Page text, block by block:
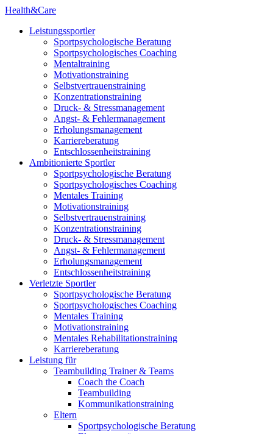
Health&Care
Leistungssportler
Sportpsychologische Beratung
Sportpsychologisches Coaching
Mentaltraining
Motivationstraining
Selbstvertrauenstraining
Konzentrationstraining
Druck- & Stressmanagement
Angst- & Fehlermanagement
Erholungsmanagement
Karriereberatung
Entschlossenheitstraining
Ambitionierte Sportler
Sportpsychologische Beratung
Sportpsychologisches Coaching
Mentales Training
Motivationstraining
Selbstvertrauenstraining
Konzentrationstraining
Druck- & Stressmanagement
Angst- & Fehlermanagement
Erholungsmanagement
Entschlossenheitstraining
Verletzte Sportler
Sportpsychologische Beratung
Sportpsychologisches Coaching
Mentales Training
Motivationstraining
Mentales Rehabilitationstraining
Karriereberatung
Leistung für
Teambuilding Trainer & Teams
Coach the Coach
Teambuilding
Kommunikationstraining
Eltern
Sportpsychologische Beratung